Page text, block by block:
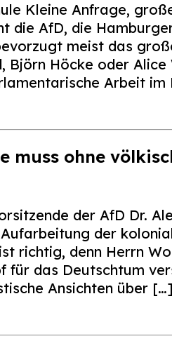
Kleine Anfrage,
die AfD, die
meist das
Björn Höcke oder
Arbeit
muss ohne
der AfD Dr.
der
richtig, denn Herrn
für das Deutschtum
Ansichten über […]